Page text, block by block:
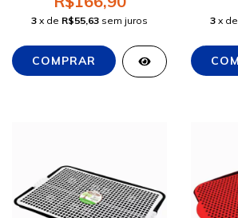
3 x de R$55,63 sem juros 3 x de